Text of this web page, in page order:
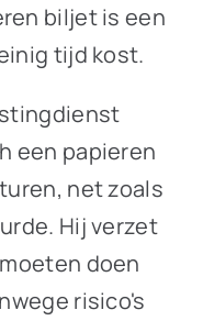
biljet is een
tijd kost.
een papieren
net zoals
Hij verzet
doen
risico's